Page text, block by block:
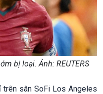
bị loại. Ảnh: REUTERS
trên sân SoFi Los Angeles